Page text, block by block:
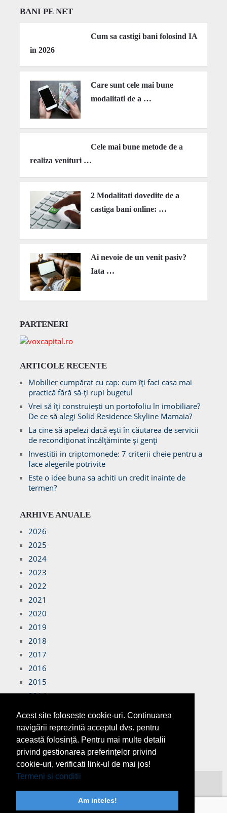
Acest site folosește cookie-uri. Continuarea
navigării reprezintă acceptul dvs. pentru
această folosință. Pentru mai multe detalii
privind gestionarea preferințelor privind
cookie-uri, verificati link-ul de mai jos!
Termeni si conditii
Am inteles!
BANI PE NET
Cum sa castigi bani folosind IA
in 2026
Care sunt cele mai bune
modalitati de a …
Cele mai bune metode de a
realiza venituri …
2 Modalitati dovedite de a
castiga bani online: …
Ai nevoie de un venit pasiv?
Iata …
PARTENERI
ARTICOLE RECENTE
Mobilier cumpărat cu cap: cum îți faci casa mai
practică fără să-ți rupi bugetul
Vrei să îți construiești un portofoliu în imobiliare?
De ce să alegi Solid Residence Skyline Mamaia?
La cine să apelezi dacă ești în căutarea de servicii
de recondiționat încălțăminte și genți
Investitii in criptomonede: 7 criterii cheie pentru a
face alegerile potrivite
Este o idee buna sa achiti un credit inainte de
termen?
ARHIVE ANUALE
2026
2025
2024
2023
2022
2021
2020
2019
2018
2017
2016
2015
2014
2012
Copyright © 2026
TERMENI SI CONDITII
|
CONTACT